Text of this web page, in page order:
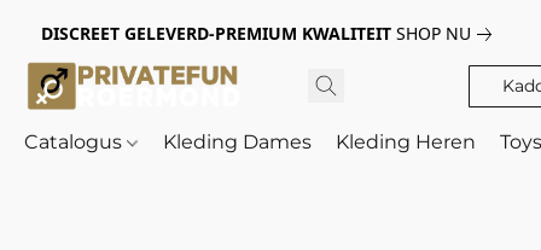
DISCREET GELEVERD-PREMIUM KWALITEIT SHOP NU
Catalogus Kleding Dames Kleding Heren